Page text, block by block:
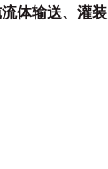
体输送、灌装